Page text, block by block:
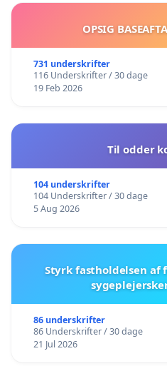
OPSIG
731 underskrifter
116 Underskrifter / 30 dage
19 Feb 2026
Til odder
104 underskrifter
104 Underskrifter / 30 dage
5 Aug 2026
Styrk fastholdelsen af
86 underskrifter
86 Underskrifter / 30 dage
21 Jul 2026